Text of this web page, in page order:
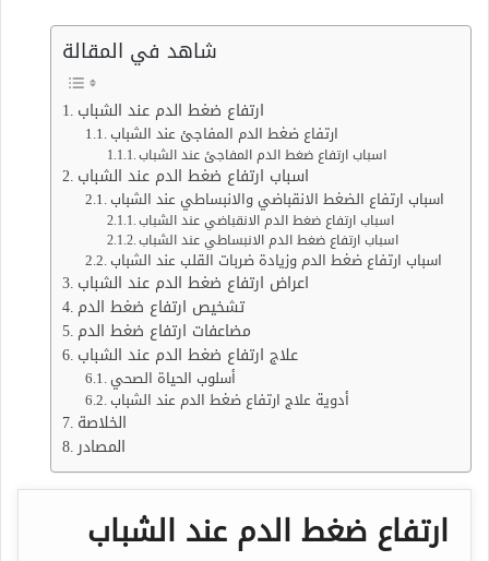
شاهد في المقالة
اسباب ارتفاع ضغط الدم المفاجئ عند الشباب
اسباب ارتفاع ضغط الدم الانقباضي عند الشباب
اسباب ارتفاع ضغط الدم الانبساطي عند الشباب
تشخيص ارتفاع ضغط الدم
مضاعفات ارتفاع ضغط الدم
علاج ارتفاع ضغط الدم عند الشباب
أسلوب الحياة الصحي
أدوية علاج ارتفاع ضغط الدم عند الشباب
الخلاصة
المصادر
ارتفاع ضغط الدم عند الشباب